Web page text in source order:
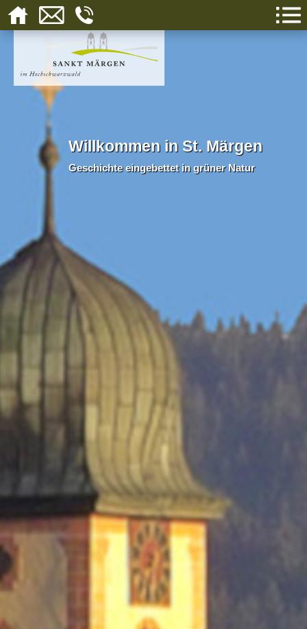
Willkommen in St. Märgen
Geschichte eingebettet in grüner Natur